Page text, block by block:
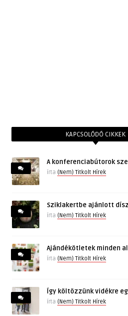
KAPCSOLÓDÓ CIKKEK
A konferenciabútorok
írta (Nem) Titkolt Hírek
Sziklakertbe ajánlott
írta (Nem) Titkolt Hírek
Ajándékötletek minden
írta (Nem) Titkolt Hírek
Így költözzünk vidékre
írta (Nem) Titkolt Hírek